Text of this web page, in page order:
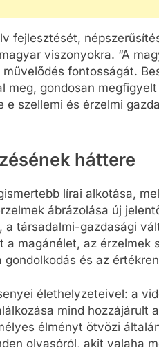
fejlesztését,
viszonyokra. “A
fontosságát.
meg, gondosan
e szellemi és érzelmi
háttere
lírai alkotása,
ábrázolása új
a társadalmi-gazdasági
magánélet, az érzelmek
és az
élethelyzeteivel: a
mind hozzájárult
élményt ötvözi
olvasóról, akit valaha